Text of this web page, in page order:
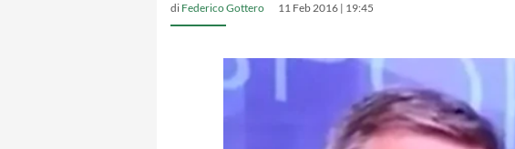
di Federico Gottero 11 Feb 2016 | 19:45